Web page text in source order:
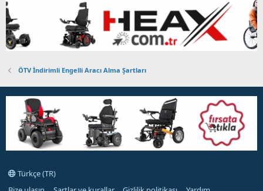
ÖTV İndirimli Engelli Aracı Alma Şartları
Türkçe (TR)